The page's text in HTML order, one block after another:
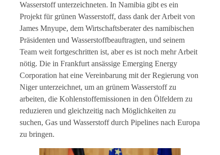
Wasserstoff unterzeichneten. In Namibia gibt es ein
Projekt für grünen Wasserstoff, dass dank der Arbeit von
James Mnyupe, dem Wirtschaftsberater des namibischen
Präsidenten und Wasserstoffbeauftragten, und seinem
Team weit fortgeschritten ist, aber es ist noch mehr Arbeit
nötig. Die in Frankfurt ansässige Emerging Energy
Corporation hat eine Vereinbarung mit der Regierung von
Niger unterzeichnet, um an grünem Wasserstoff zu
arbeiten, die Kohlenstoffemissionen in den Ölfeldern zu
reduzieren und gleichzeitig nach Möglichkeiten zu
suchen, Gas und Wasserstoff durch Pipelines nach Europa
zu bringen.